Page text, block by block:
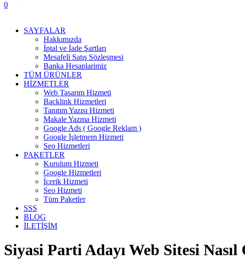
0
SAYFALAR
Hakkımızda
İptal ve İade Şartları
Mesafeli Satış Sözleşmesi
Banka Hesaplarimiz
TÜM ÜRÜNLER
HİZMETLER
Web Tasarım Hizmeti
Backlink Hizmetleri
Tanıtım Yazısı Hizmeti
Makale Yazma Hizmeti
Google Ads ( Google Reklam )
Google İşletmem Hizmeti
Seo Hizmetleri
PAKETLER
Kurulum Hizmeti
Google Hizmetleri
İçerik Hizmeti
Seo Hizmeti
Tüm Paketler
SSS
BLOG
İLETİŞİM
Siyasi Parti Adayı Web Sitesi Nasıl